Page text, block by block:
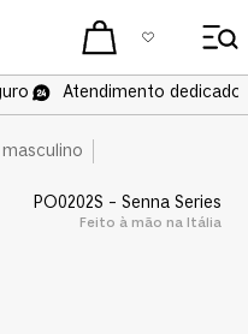
Atendimento dedicado
masculino
PO0202S - Senna Series
Feito à mão na Itália